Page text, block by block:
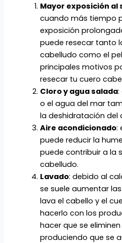
Mayor exposición al
cuando más tiempo
exposición
puede resecar tanto
cabelludo como el
principales motivos
resecar tu cuero
Cloro y agua salada:
o el agua del mar
la deshidratación del
Aire acondicionado:
puede reducir la
puede contribuir a la
cabelludo.
Lavado: debido al
se suele aumentar
lava el cabello y el
hacerlo con los
hacer que se
produciendo que se